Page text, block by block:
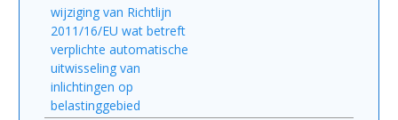
wijziging van Richtlijn
2011/16/EU wat betreft
verplichte automatische
uitwisseling van
inlichtingen op
belastinggebied